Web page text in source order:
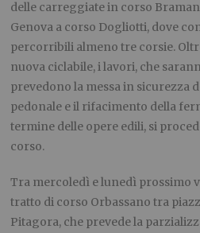
delle carreggiate in corso
Genova a corso Dogliotti, dove
percorribili almeno tre corsie.
nuova ciclabile, i lavori, che
prevedono la messa in sicurezza
pedonale e il rifacimento della
termine delle opere edili, si
corso.
Tra mercoledì e lunedì prossimo
tratto di corso Orbassano tra
Pitagora, che prevede la